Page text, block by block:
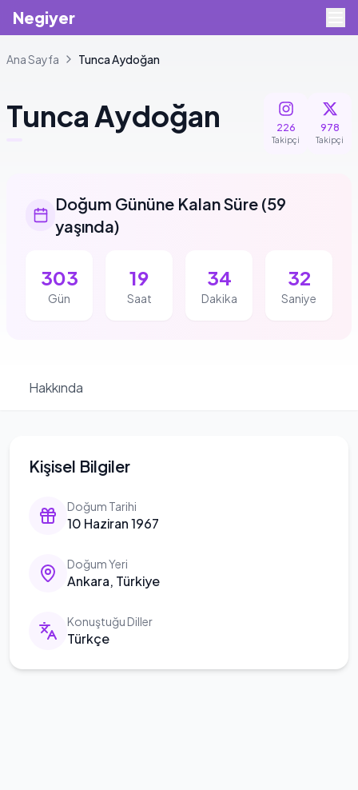
Negiyer
Ana Sayfa TuncaAydoğan
Tunca Aydoğan 226
Takipçi
978
Takipçi
Doğum Gününe Kalan Süre (59
yaşında)
303
Gün
19
Saat
34
Dakika
31
Saniye
Hakkında
Kişisel Bilgiler
Doğum Tarihi
10 Haziran 1967
Doğum Yeri
Ankara, Türkiye
Konuştuğu Diller
Türkçe